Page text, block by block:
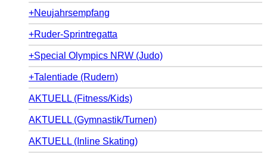
+Neujahrsempfang
+Ruder-Sprintregatta
+Special Olympics NRW (Judo)
+Talentiade (Rudern)
AKTUELL (Fitness/Kids)
AKTUELL (Gymnastik/Turnen)
AKTUELL (Inline Skating)